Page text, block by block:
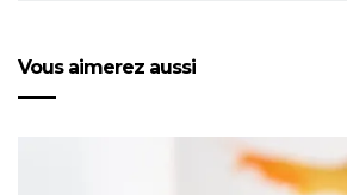
Vous aimerez aussi